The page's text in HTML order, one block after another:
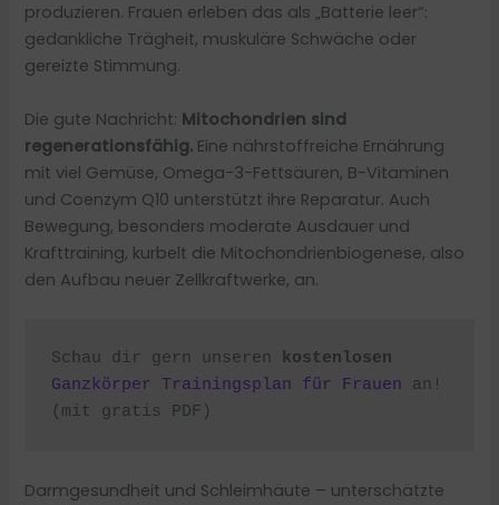
produzieren. Frauen erleben das als „Batterie leer“:
gedankliche Trägheit, muskuläre Schwäche oder
gereizte Stimmung.
Die gute Nachricht: Mitochondrien sind
regenerationsfähig. Eine nährstoffreiche Ernährung
mit viel Gemüse, Omega-3-Fettsäuren, B-Vitaminen
und Coenzym Q10 unterstützt ihre Reparatur. Auch
Bewegung, besonders moderate Ausdauer und
Krafttraining, kurbelt die Mitochondrienbiogenese, also
den Aufbau neuer Zellkraftwerke, an.
Schau dir gern unseren kostenlosen
Ganzkörper Trainingsplan für Frauen an!
(mit gratis PDF)
Darmgesundheit und Schleimhäute – unterschätzte